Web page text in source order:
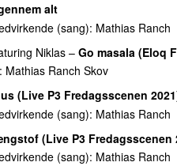
alt
(sang): Mathias Ranch
Niklas – Go masala (Eloq
Mathias Ranch Skov
(Live P3 Fredagsscenen
(sang): Mathias Ranch
(Live P3 Fredagsscenen
(sang): Mathias Ranch